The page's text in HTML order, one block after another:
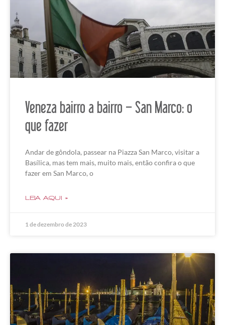
Veneza bairro a bairro – San Marco: o
que fazer
Andar de gôndola, passear na Piazza San Marco, visitar a
Basílica, mas tem mais, muito mais, então confira o que
fazer em San Marco, o
LEIA AQUI »
1 de dezembro de 2023